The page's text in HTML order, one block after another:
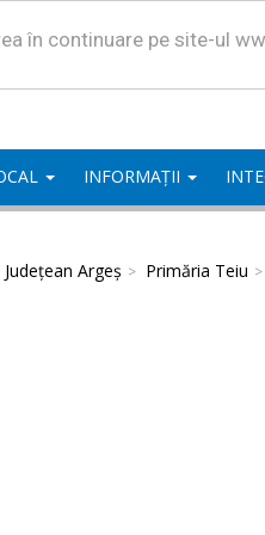
în continuare pe site-ul
INFORMAȚII
Argeș Primăria Teiu